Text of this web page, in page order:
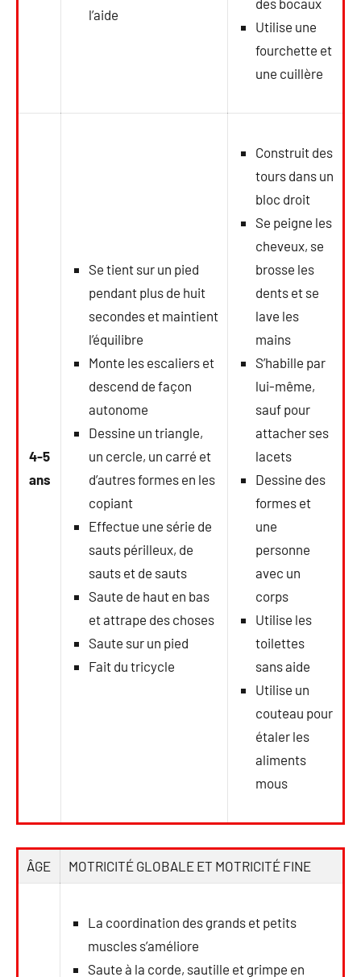
l’aide
des bocaux
Utilise une
fourchette et
une cuillère
4-5
ans
Se tient sur un pied
pendant plus de huit
secondes et maintient
l’équilibre
Monte les escaliers et
descend de façon
autonome
Dessine un triangle,
un cercle, un carré et
d’autres formes en les
copiant
Effectue une série de
sauts périlleux, de
sauts et de sauts
Saute de haut en bas
et attrape des choses
Saute sur un pied
Fait du tricycle
Construit des
tours dans un
bloc droit
Se peigne les
cheveux, se
brosse les
dents et se
lave les
mains
S’habille par
lui-même,
sauf pour
attacher ses
lacets
Dessine des
formes et
une
personne
avec un
corps
Utilise les
toilettes
sans aide
Utilise un
couteau pour
étaler les
aliments
mous
ÂGE MOTRICITÉ GLOBALE ET MOTRICITÉ FINE
La coordination des grands et petits
muscles s’améliore
Saute à la corde, sautille et grimpe en